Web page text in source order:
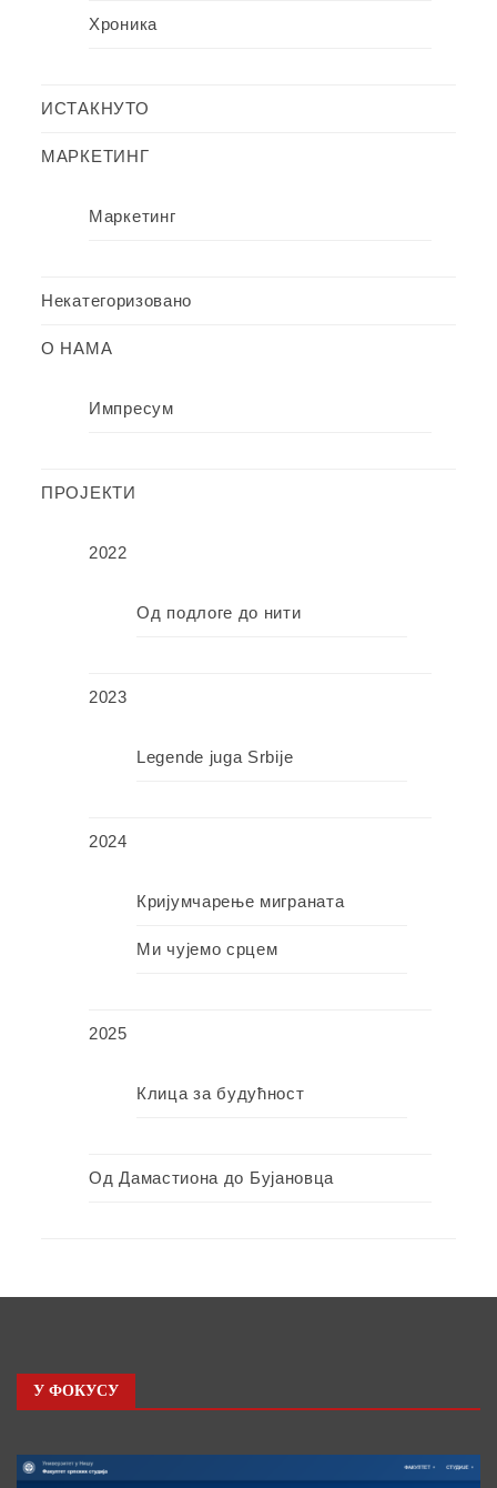
Хроника
ИСТАКНУТО
МАРКЕТИНГ
Маркетинг
Некатегоризовано
О НАМА
Импресум
ПРОЈЕКТИ
2022
Од подлоге до нити
2023
Legende juga Srbije
2024
Кријумчарење миграната
Ми чујемо срцем
2025
Клица за будућност
Од Дамастиона до Бујановца
У ФОКУСУ